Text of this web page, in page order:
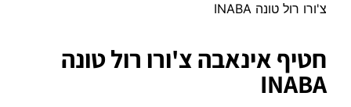
צ'ורו רול טונה INABA
חטיף אינאבה צ'ורו רול טונה
INABA